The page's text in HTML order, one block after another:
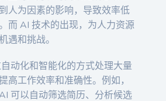
人为因素的影响，导致效率低
而 AI 技术的出现，为人力资源
遇和挑战。
动化和智能化的方式处理大量
高工作效率和准确性。例如，
可以自动筛选简历、分析候选